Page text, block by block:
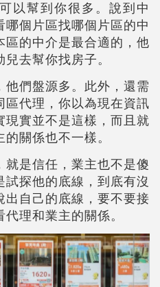
以幫到你很多。說到中
個片區找哪個片區的中
的中介是最合適的，他
去幫你找房子。
們盤源多。此外，還需
代理，你以為現在資訊
實並不是這樣，而且就
關係也不一樣。
就是信任，業主也不是傻
探他的底線，到底有沒
自己的底線，要不要接
理和業主的關係。